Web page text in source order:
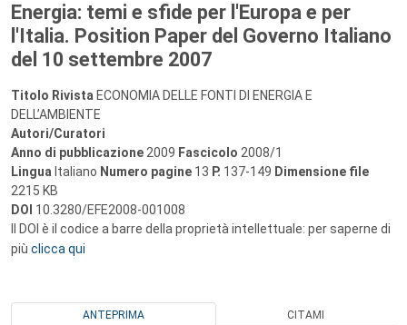
Energia: temi e sfide per l'Europa e per
l'Italia. Position Paper del Governo Italiano
del 10 settembre 2007
Titolo Rivista ECONOMIA DELLE FONTI DI ENERGIA E
DELL’AMBIENTE
Autori/Curatori
Anno di pubblicazione 2009 Fascicolo 2008/1
Lingua Italiano Numero pagine 13 P. 137-149 Dimensione file
2215 KB
DOI 10.3280/EFE2008-001008
Il DOI è il codice a barre della proprietà intellettuale: per saperne di
più clicca qui
ANTEPRIMA CITAMI